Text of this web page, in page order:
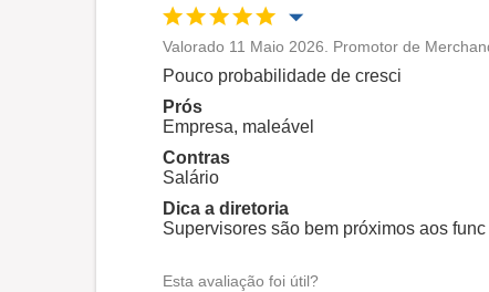
Oportunidade de promoção
Ambiente de trabalho
Recomenda esta empresa
Valorado 11 Maio 2026. Promotor de
Pouco probabilidade de cresci
Prós
Empresa, maleável
Contras
Salário
Dica a diretoria
Supervisores são bem próximos aos func
Esta avaliação foi útil?